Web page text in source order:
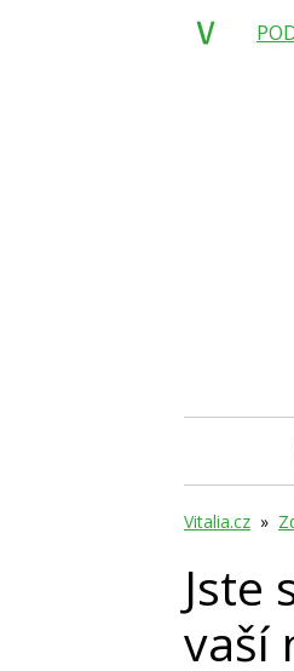
Vitalia.cz »
Jste
vaší